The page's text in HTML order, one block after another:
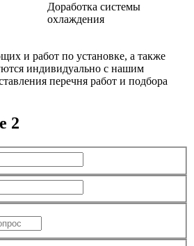
Доработка системы
охлаждения
и работ по установке, а также
индивидуально с нашим
перечня работ и подбора
2